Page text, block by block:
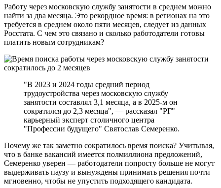
Работу через московскую службу занятости в среднем можно
найти за два месяца. Это рекордное время: в регионах на это
требуется в среднем около пяти месяцев, следует из данных
Росстата. С чем это связано и сколько работодатели готовы
платить новым сотрудникам?
"В 2023 и 2024 годы средний период
трудоустройства через московскую службу
занятости составлял 3,1 месяца, а в 2025-м он
сократился до 2,3 месяца", — рассказал "РГ"
карьерный эксперт столичного центра
"Профессии будущего" Святослав Семеренко.
Почему же так заметно сократилось время поиска? Учитывая,
что в банке вакансий имеется полмиллиона предложений,
Семеренко уверен — работодатели попросту больше не могут
выдерживать паузу и вынуждены принимать решения почти
мгновенно, чтобы не упустить подходящего кандидата.